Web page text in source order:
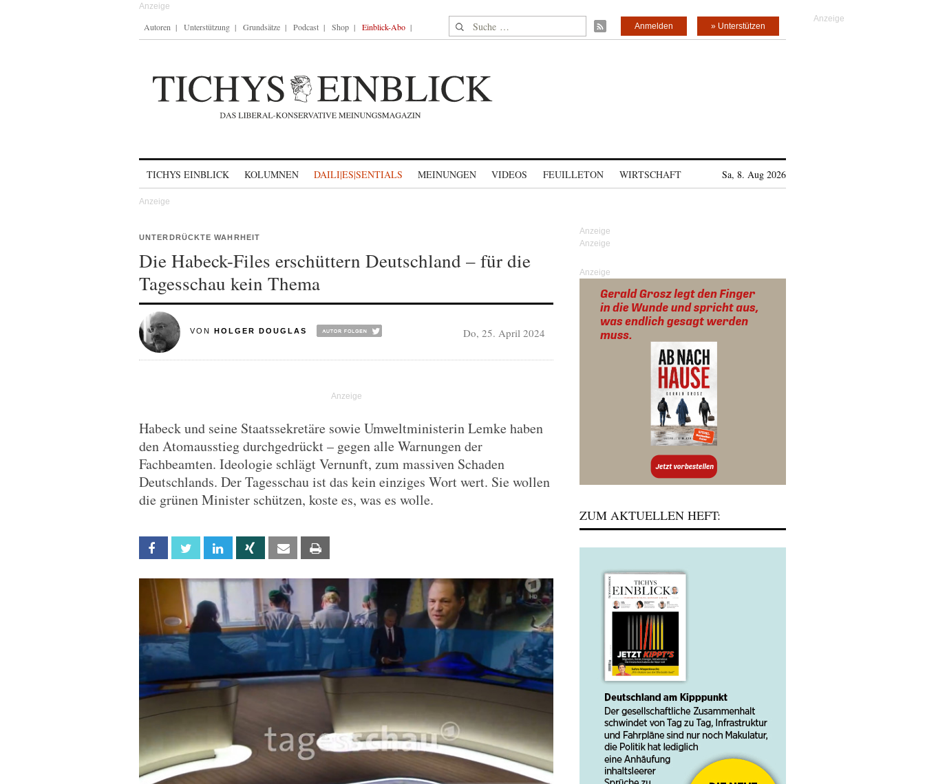
Autoren Unterstützung Grundsätze Podcast Shop Einblick-Abo Suche nach: » Unterstützen
Anmelden
TICHYS EINBLICK KOLUMNEN DAILI|ES|SENTIALS MEINUNGEN VIDEOS FEUILLETON WIRTSCHAFT Sa, 8. Aug 2026
UNTERDRÜCKTE WAHRHEIT
Die Habeck-Files erschüttern Deutschland – für die
Tagesschau kein Thema
VON HOLGER DOUGLAS Do, 25. April 2024
Habeck und seine Staatssekretäre sowie Umweltministerin Lemke haben
den Atomausstieg durchgedrückt – gegen alle Warnungen der
Fachbeamten. Ideologie schlägt Vernunft, zum massiven Schaden
Deutschlands. Der Tagesschau ist das kein einziges Wort wert. Sie wollen
die grünen Minister schützen, koste es, was es wolle.
Facebook Twitter Linkedin Xing Email
Anzeige
ZUM AKTUELLEN HEFT: